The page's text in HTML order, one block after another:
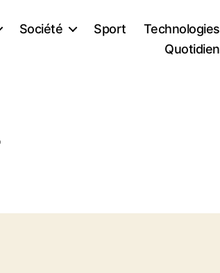
Société Sport
Technologies
Quotidien